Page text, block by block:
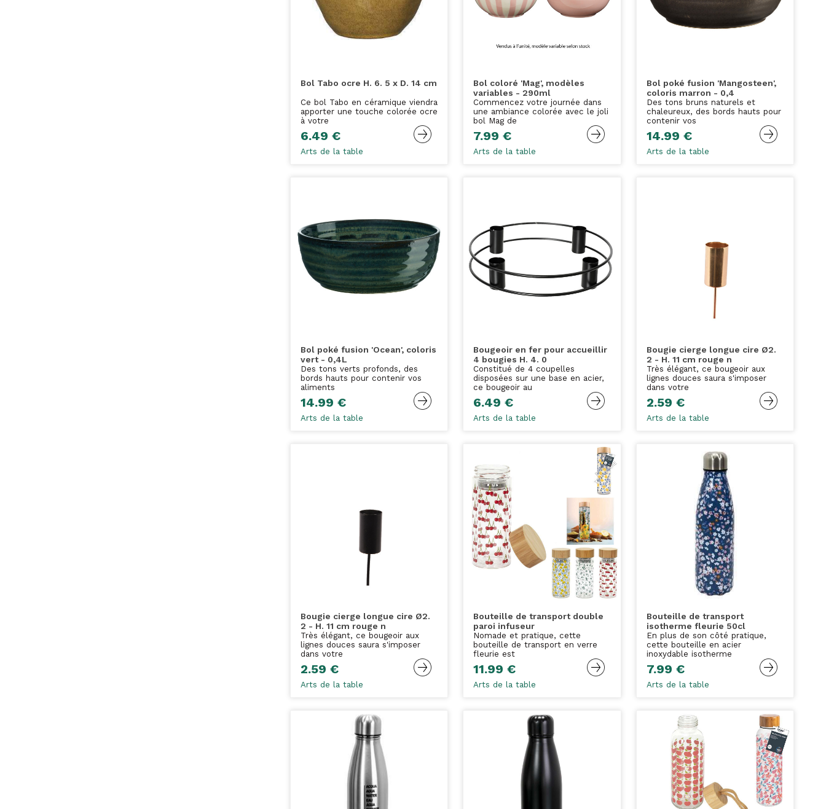
Bol Tabo ocre H. 6. 5 x D. 14 cm
Ce bol Tabo en céramique viendra
apporter une touche colorée ocre
à votre
6.49 €
Arts de la table
Bol coloré 'Mag', modèles
variables - 290ml
Commencez votre journée dans
une ambiance colorée avec le joli
bol Mag de
7.99 €
Arts de la table
Bol poké fusion 'Mangosteen',
coloris marron - 0,4
Des tons bruns naturels et
chaleureux, des bords hauts pour
contenir vos
14.99 €
Arts de la table
Bol poké fusion 'Ocean', coloris
vert - 0,4L
Des tons verts profonds, des
bords hauts pour contenir vos
aliments
14.99 €
Arts de la table
Bougeoir en fer pour accueillir
4 bougies H. 4. 0
Constitué de 4 coupelles
disposées sur une base en acier,
ce bougeoir au
6.49 €
Arts de la table
Bougie cierge longue cire Ø2.
2 - H. 11 cm rouge n
Très élégant, ce bougeoir aux
lignes douces saura s'imposer
dans votre
2.59 €
Arts de la table
Bougie cierge longue cire Ø2.
2 - H. 11 cm rouge n
Très élégant, ce bougeoir aux
lignes douces saura s'imposer
dans votre
2.59 €
Arts de la table
Bouteille de transport double
paroi infuseur
Nomade et pratique, cette
bouteille de transport en verre
fleurie est
11.99 €
Arts de la table
Bouteille de transport
isotherme fleurie 50cl
En plus de son côté pratique,
cette bouteille en acier
inoxydable isotherme
7.99 €
Arts de la table